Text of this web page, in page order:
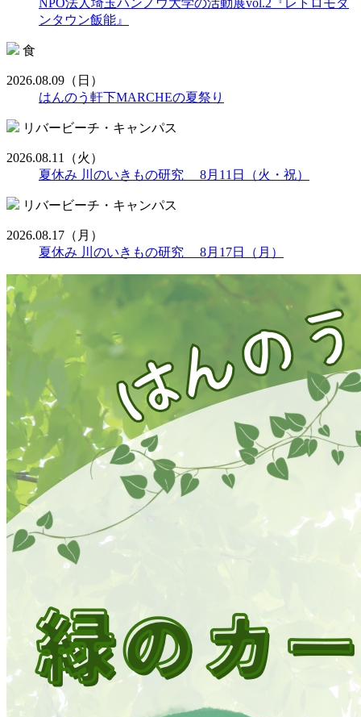
ンタウン飯能』
食
2026.08.09 （日）
はんのう軒下MARCHEの夏祭り
リバービーチ・キャンパス
2026.08.11
（火）
夏休み 川のいきもの研究 8月11日（火・祝）
リバービーチ・キャンパス
2026.08.17 （月）
夏休み 川のいきもの研究 8月17日（月）